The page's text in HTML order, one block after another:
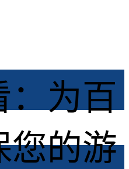
：为百
您的游